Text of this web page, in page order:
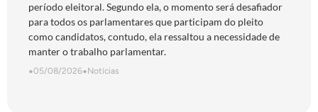
período eleitoral. Segundo ela, o momento será desafiador
para todos os parlamentares que participam do pleito
como candidatos, contudo, ela ressaltou a necessidade de
manter o trabalho parlamentar.
•05/08/2026•Notícias